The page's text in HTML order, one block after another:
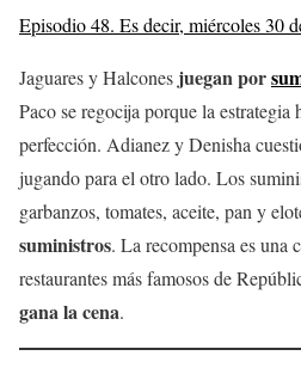
Episodio 48. Es decir, miércoles 30
Jaguares y Halcones juegan por
Paco se regocija porque la estrategia
perfección. Adianez y Denisha
jugando para el otro lado. Los
garbanzos, tomates, aceite, pan y
suministros. La recompensa es una
restaurantes más famosos de
gana la cena.